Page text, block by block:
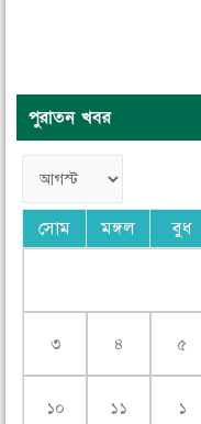
পুরাতন খবর
সোম মঙ্গল বুধ
৩ ৪ ৫
১০ ১১ ১